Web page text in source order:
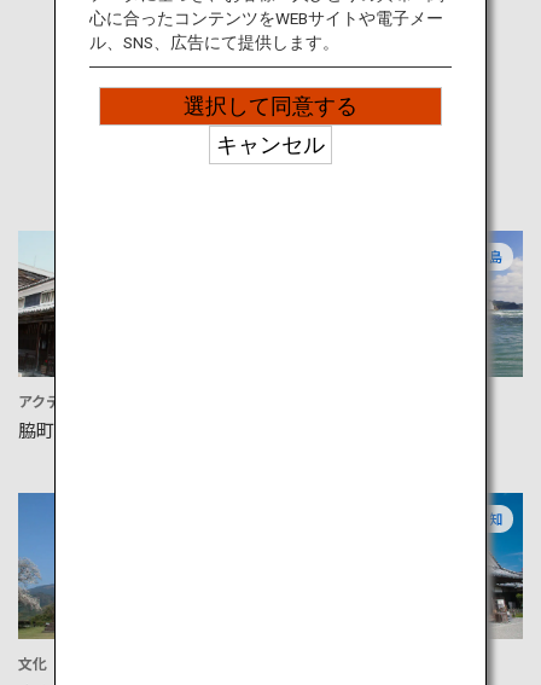
人気の観光地
アクティビティ
脇町うだつの町並み
徳島
文化
高知
心に合ったコンテンツをWEBサイトや電子メー
ル、SNS、広告にて提供します。
選択して同意する
キャンセル